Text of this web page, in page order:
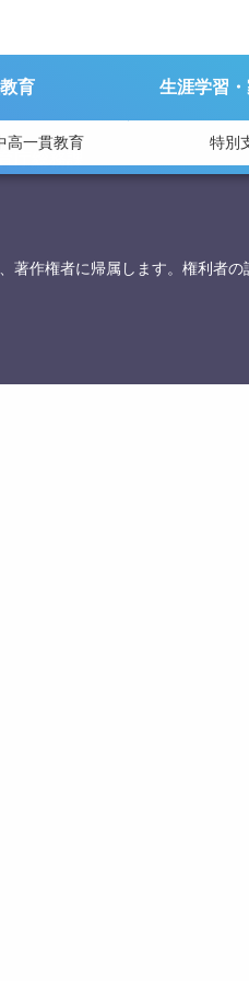
育 生涯学習
高一貫教育 特別
作権者に帰属します。権利者